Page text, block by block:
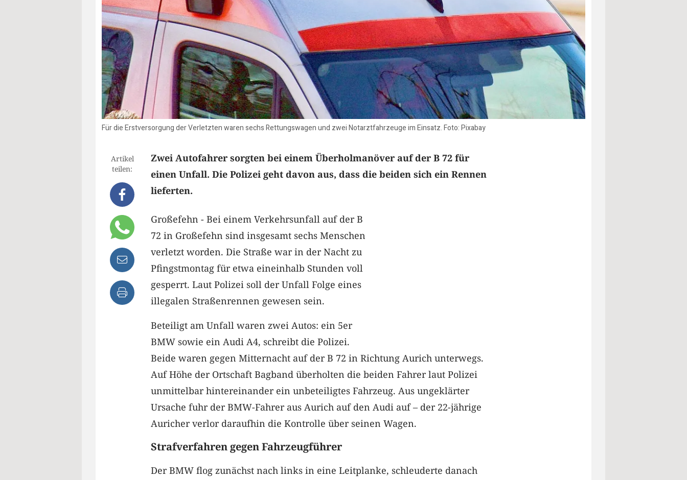
Für die Erstversorgung der Verletzten waren sechs Rettungswagen und zwei Notarztfahrzeuge im Einsatz. Foto: Pixabay
Artikel
teilen:
Zwei Autofahrer sorgten bei einem Überholmanöver auf der B 72 für
einen Unfall. Die Polizei geht davon aus, dass die beiden sich ein Rennen
lieferten.
Großefehn - Bei einem Verkehrsunfall auf der B
72 in Großefehn sind insgesamt sechs Menschen
verletzt worden. Die Straße war in der Nacht zu
Pfingstmontag für etwa eineinhalb Stunden voll
gesperrt. Laut Polizei soll der Unfall Folge eines
illegalen Straßenrennen gewesen sein.
Beteiligt am Unfall waren zwei Autos: ein 5er
BMW sowie ein Audi A4, schreibt die Polizei.
Beide waren gegen Mitternacht auf der B 72 in Richtung Aurich unterwegs.
Auf Höhe der Ortschaft Bagband überholten die beiden Fahrer laut Polizei
unmittelbar hintereinander ein unbeteiligtes Fahrzeug. Aus ungeklärter
Ursache fuhr der BMW-Fahrer aus Aurich auf den Audi auf – der 22-jährige
Auricher verlor daraufhin die Kontrolle über seinen Wagen.
Strafverfahren gegen Fahrzeugführer
Der BMW flog zunächst nach links in eine Leitplanke, schleuderte danach